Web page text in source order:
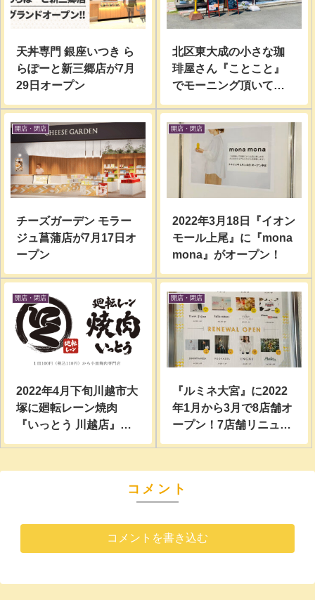
天丼専門 銀座いつき ら
らぽーと新三郷店が7月
29日オープン
北区東大成の小さな珈
琲屋さん『ことこと』
でモーニング頂いてみ
た。
開店・閉店
チーズガーデン モラー
ジュ菖蒲店が7月17日オ
ープン
開店・閉店
2022年3月18日『イオン
モール上尾』に『mona
mona』がオープン！
開店・閉店
2022年4月下旬川越市大
塚に廻転レーン焼肉
『いっとう 川越店』が
オープン予定！場所は
開店・閉店
『ルミネ大宮』に2022
年1月から3月で8店舗オ
ープン！7店舗リニュー
アルオープン！
コメント
コメントを書き込む